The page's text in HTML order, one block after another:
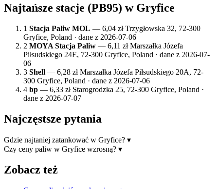
Najtańsze stacje (PB95) w Gryfice
1 Stacja Paliw MOL — 6,04 zł Trzygłowska 32, 72-300
Gryfice, Poland · dane z 2026-07-06
2 MOYA Stacja Paliw — 6,11 zł Marszałka Józefa
Piłsudskiego 24E, 72-300 Gryfice, Poland · dane z 2026-07-
06
3 Shell — 6,28 zł Marszałka Józefa Piłsudskiego 20A, 72-
300 Gryfice, Poland · dane z 2026-07-06
4 bp — 6,33 zł Starogrodzka 25, 72-300 Gryfice, Poland ·
dane z 2026-07-07
Najczęstsze pytania
Gdzie najtaniej zatankować w Gryfice? ▾
Czy ceny paliw w Gryfice wzrosną? ▾
Zobacz też